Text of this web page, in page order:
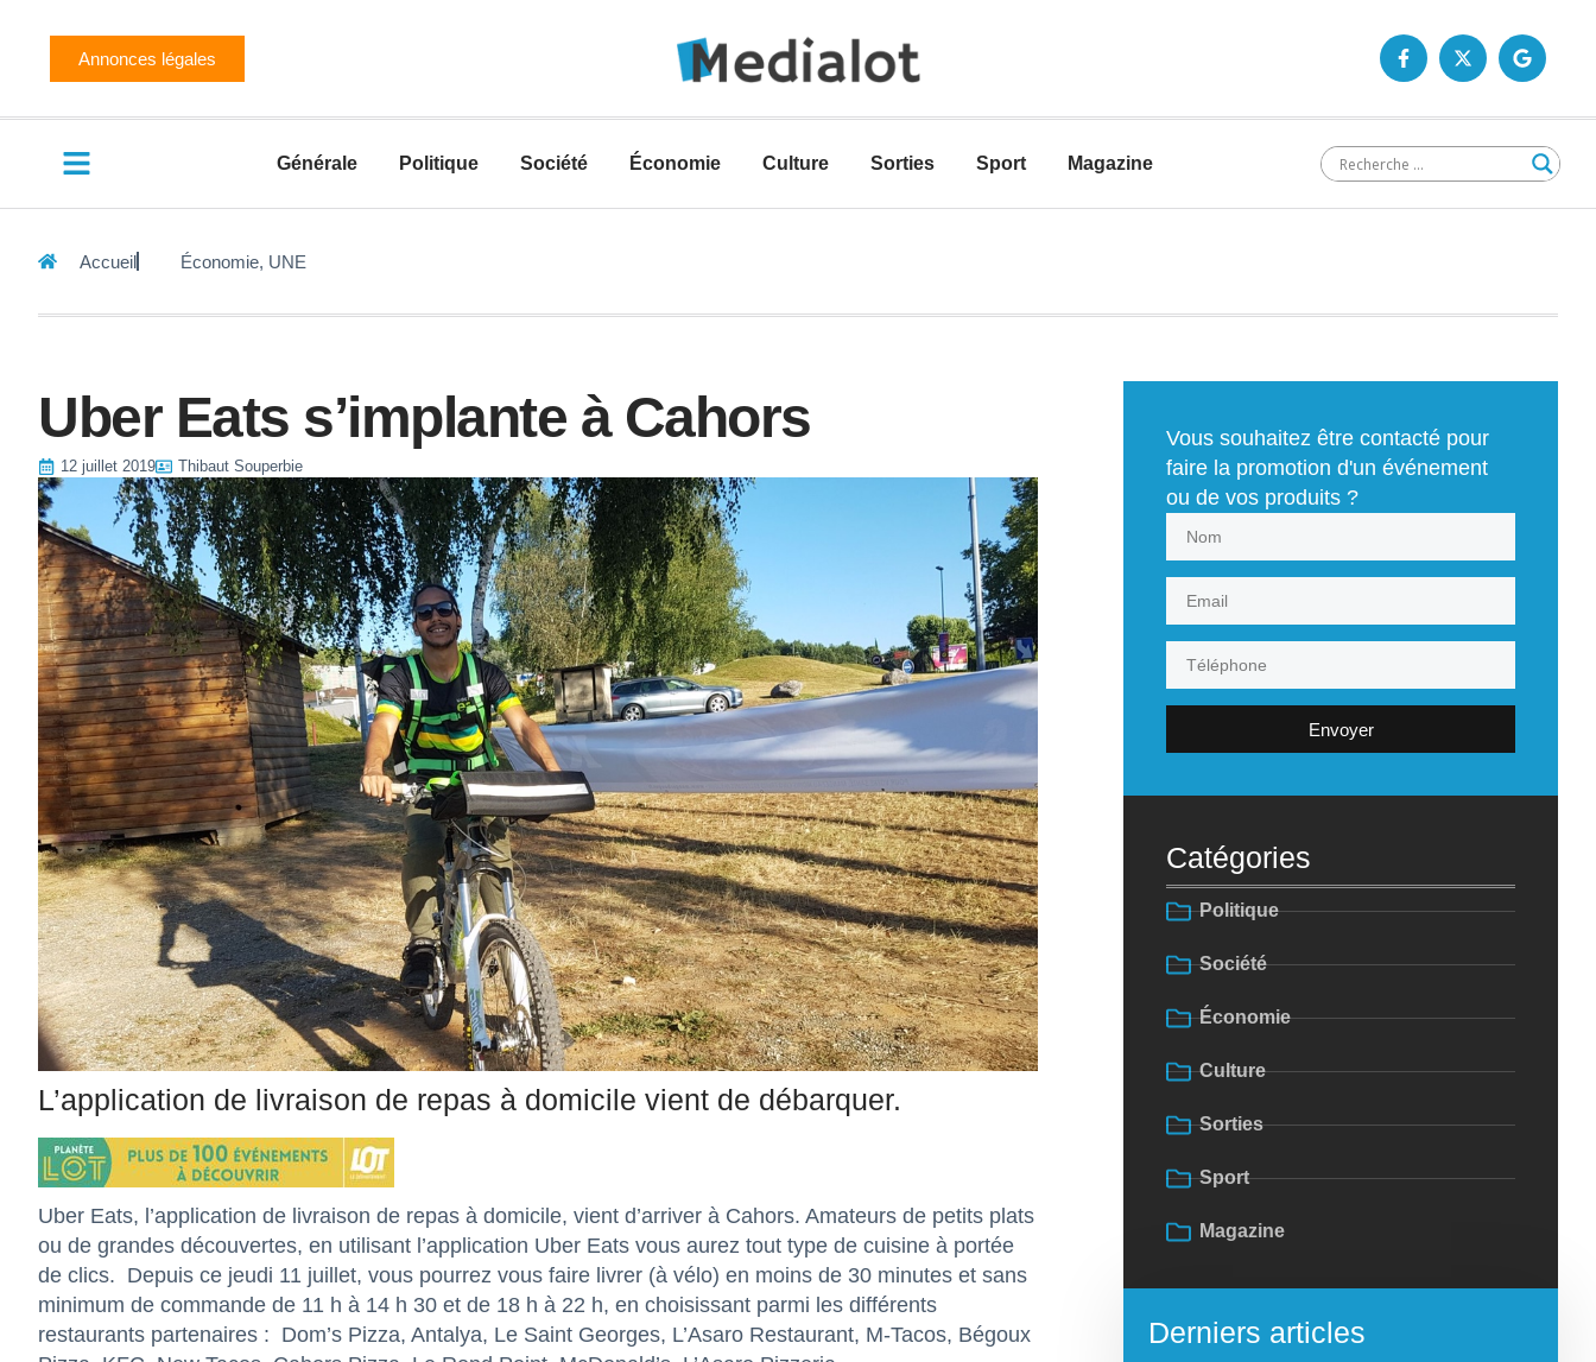
Annonces légales
Générale Politique Société Économie Culture Sorties Sport Magazine
Accueil Économie, UNE
Uber Eats s’implante à Cahors
12 juillet 2019 Thibaut Souperbie
L’application de livraison de repas à domicile vient de débarquer.
Uber Eats, l’application de livraison de repas à domicile, vient d’arriver à Cahors. Amateurs de petits plats
ou de grandes découvertes, en utilisant l’application Uber Eats vous aurez tout type de cuisine à portée
de clics. Depuis ce jeudi 11 juillet, vous pourrez vous faire livrer (à vélo) en moins de 30 minutes et sans
minimum de commande de 11 h à 14 h 30 et de 18 h à 22 h, en choisissant parmi les différents
restaurants partenaires : Dom’s Pizza, Antalya, Le Saint Georges, L’Asaro Restaurant, M-Tacos, Bégoux
Vous souhaitez être contacté pour
faire la promotion d'un événement
ou de vos produits ?
Envoyer
Catégories
Politique
Société
Économie
Culture
Sorties
Sport
Magazine
Derniers articles